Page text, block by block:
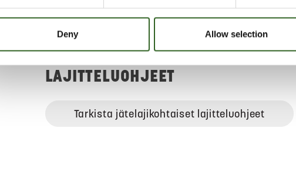
Deny Allow selection
LAJITTELUOHJEET
Tarkista jätelajikohtaiset lajitteluohjeet